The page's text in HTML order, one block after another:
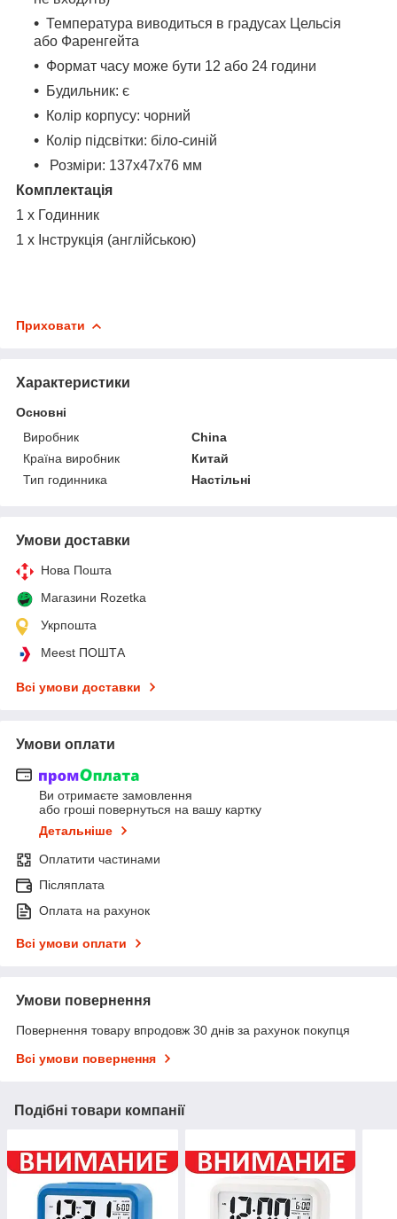
Температура виводиться в градусах Цельсія
або Фаренгейта
Формат часу може бути 12 або 24 години
Будильник: є
Колір корпусу: чорний
Колір підсвітки: біло-синій
Розміри: 137х47х76 мм
Комплектація
1 x Годинник
1 х Інструкція (англійською)
Приховати
Характеристики
Основні
Виробник
China
Країна виробник
Китай
Тип годинника
Настільні
Умови доставки
Нова Пошта
Магазини Rozetka
Укрпошта
Meest ПОШТА
Всі умови доставки
Умови оплати
Ви отримаєте замовлення
або гроші повернуться на вашу картку
Детальніше
Оплатити частинами
Післяплата
Оплата на рахунок
Всі умови оплати
Умови повернення
Повернення товару впродовж 30 днів за рахунок покупця
Всі умови повернення
Подібні товари компанії